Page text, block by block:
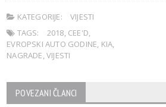
KATEGORIJE:
VIJESTI
TAGS:
2018, CEE'D,
EVROPSKI AUTO GODINE, KIA,
NAGRADE,VIJESTI
POVEZANI ČLANCI